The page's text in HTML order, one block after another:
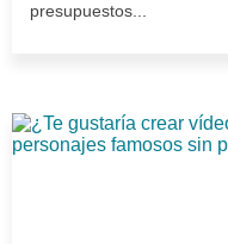
presupuestos...